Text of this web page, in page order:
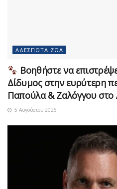
ΑΔΈΣΠΟΤΑ ΖΏΑ
Βοηθήστε να
Δίδυμος στην ευρύτερη
Παπούλα & Ζαλόγγου στο
5 Αυγούστου 2026